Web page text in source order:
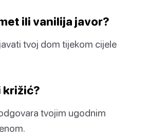
ili vanilija javor?
tvoj dom tijekom cijele
križić?
tvojim ugodnim